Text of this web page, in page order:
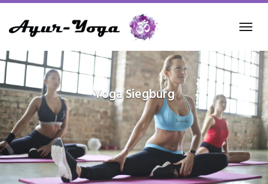
to
content
YogaSiegburg